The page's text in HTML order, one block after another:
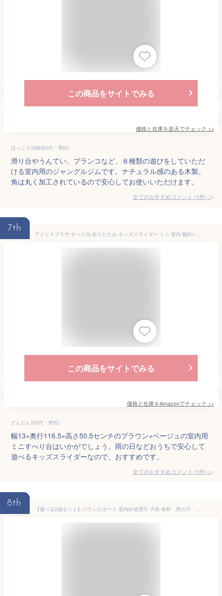
この商品をサイトでみる
価格と在庫を楽天でチェック >>
ほっこり法師(60代・男性)
滑り台やうんてい、ブランコなど、８種類の遊びをしていただ
ける室内用のジャングルジムです。ナチュラル感のある木製。
角は丸く加工されているので安心してお使いいただけます。
全てのおすすめコメント (1件) >
7th
アイリスプラザ すべり台 折りたたみ キッズスライダー ミニ 室内 幅約13×奥行約116.5×高さ約50.5㎝ ブラウン×ベージュ [並行輸入品]
この商品をサイトでみる
価格と在庫をAmazonでチェック >>
どんどん(50代・男性)
幅13×奥行116.5×高さ50.5センチのブラウン×ベージュの室内用
ミニすべり台はいかがでしょう。雨の日などおうちで安心して
遊べるキッズスライダーなので、おすすめです。
全てのおすすめコメント (1件) >
8th
【選べる2個セット】バランスボード 室内外使用可 子供 体幹 男の子 女の子 トレーニング 子供用 室内遊び おうち遊び おすすめ バランス おうち時間 室内遊具 室内運動 アスレチック インテリア ヨガ ボード おもちゃ